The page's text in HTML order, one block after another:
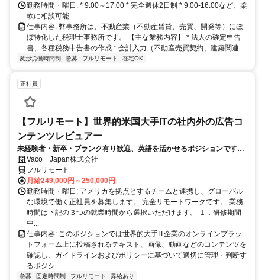
勤務時間・曜日: * 9:00～17:00 * 完全週休2日制 * 9:00-16:00など、柔
軟に相談可能
仕事内容: 弊事務所は、不動産業（不動産賃貸、売買、開発等）にほ
ぼ特化した税理士事務所です。 【主な業務内容】 * 法人の確定申告
書、各種税務申告書の作成 * 会計入力（不動産売買契約、建築関連...
変形労働時間制 急募 フルリモート 在宅OK
正社員
【フルリモート】世界的米国大手ITの社内外の広告コ
ンテンツレビュアー
未経験者・新卒・ブランク有り歓迎、英語を活かせるポジションです。
完全リモート
Vaco Japan株式会社
フルリモート
月給249,000円～250,000円
勤務時間・曜日: アメリカを拠点とするチームと連携し、グローバル
な環境で働く正社員を募集します。 完全リモートワークです。 業務
時間は下記の３つの就業時間から選択いただけます。 １．研修期間
中...
仕事内容: このポジションでは世界的大手IT企業のオンラインプラッ
トフォーム上に投稿されるテキスト、画像、動画などのコンテンツを
確認し、ガイドラインおよびポリシーに基づいて適切に管理・判断す
るポジシ...
急募 固定時間制 フルリモート 昇給あり